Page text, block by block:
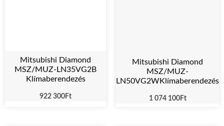
Mitsubishi Diamond
MSZ/MUZ-LN35VG2B
Klímaberendezés
922 300Ft
Mitsubishi Diamond
MSZ/MUZ-
LN50VG2WKlímaberendezés
1 074 100Ft